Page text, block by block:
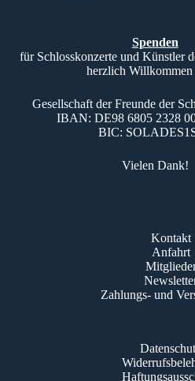
Spenden
für Schlosskonzerte und Künstler
herzlich Willkommen
Gesellschaft der Freunde der
IBAN: DE98 6805 2328
BIC:
Vielen Dank!
Kontakt
Anfahrt
Zahlungs- und